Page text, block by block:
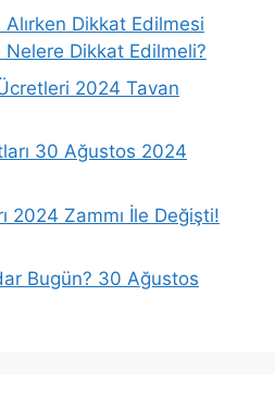
Dikkat Edilmesi
Dikkat Edilmeli?
2024 Tavan
30 Ağustos 2024
2024 Zammı İle Değişti!
Bugün? 30 Ağustos